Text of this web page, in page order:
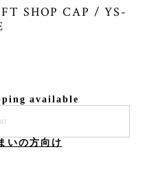
SHOP CAP / YS-
available
いの方向け